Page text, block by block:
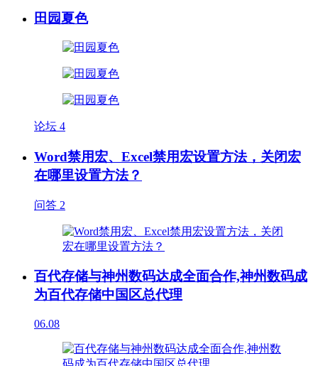
田园夏色
论坛 4
Word禁用宏、Excel禁用宏设置方法，关闭宏
在哪里设置方法？
问答 2
百代存储与神州数码达成全面合作,神州数码成
为百代存储中国区总代理
06.08